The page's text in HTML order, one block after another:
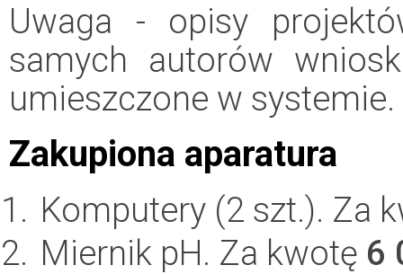
Uwaga - opisy
samych autorów
umieszczone w systemie.
Zakupiona aparatura
Komputery (2 szt.). Za
Miernik pH. Za kwotę 6